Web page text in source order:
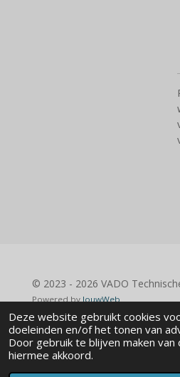
Deze website gebruikt cookies
doeleinden en/of het tonen van
Door gebruik te blijven maken van
hiermee akkoord.
© 2023 - 2026 VADO
Powered byJouwWeb